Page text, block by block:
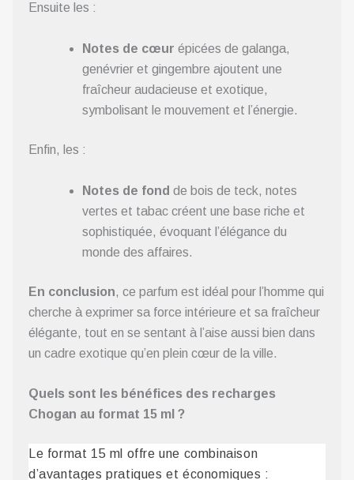
Ensuite les :
Notes de cœur épicées de galanga,
genévrier et gingembre ajoutent une
fraîcheur audacieuse et exotique,
symbolisant le mouvement et l’énergie.
Enfin, les :
Notes de fond de bois de teck, notes
vertes et tabac créent une base riche et
sophistiquée, évoquant l’élégance du
monde des affaires.
En conclusion, ce parfum est idéal pour l’homme qui
cherche à exprimer sa force intérieure et sa fraîcheur
élégante, tout en se sentant à l’aise aussi bien dans
un cadre exotique qu’en plein cœur de la ville.
Quels sont les bénéfices des recharges
Chogan au format 15 ml ?
Le format 15 ml offre une combinaison
d’avantages pratiques et économiques :